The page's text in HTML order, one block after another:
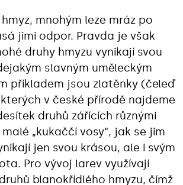
mnohým leze mráz po
jimi odpor. Pravda je však
druhy hmyzu vynikají svou
slavným uměleckým
příkladem jsou zlatěnky (čeleď
v české přírodě najdeme
druhů zářících různými
„kukaččí vosy“, jak se jim
jen svou krásou, ale i svým
Pro vývoj larev využívají
blanokřídlého hmyzu, čímž